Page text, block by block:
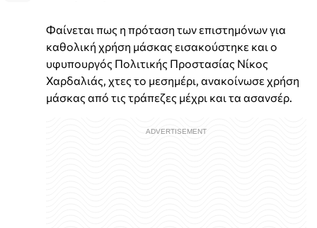
Φαίνεται πως η πρόταση των επιστημόνων για
καθολική χρήση μάσκας εισακούστηκε και ο
υφυπουργός Πολιτικής Προστασίας Νίκος
Χαρδαλιάς, χτες το μεσημέρι, ανακοίνωσε χρήση
μάσκας από τις τράπεζες μέχρι και τα ασανσέρ.